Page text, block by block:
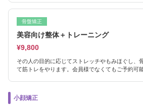
骨盤矯正
美容向け整体＋トレーニング
¥9,800
その人の目的に応じてストレッチやもみほぐし、
て筋トレをやります。会員様でなくてもご予約可能
小顔矯正